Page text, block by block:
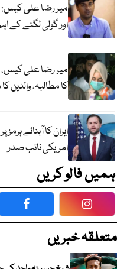
میر رضا علی کیس:
اور گولی لگنے کے
میر رضا علی کیس،
کا مطالبہ، والدین
ایران کا آبنائے
امریکی نائب صدر
ہمیں فالو کریں
Facebook
متعلقہ خبریں